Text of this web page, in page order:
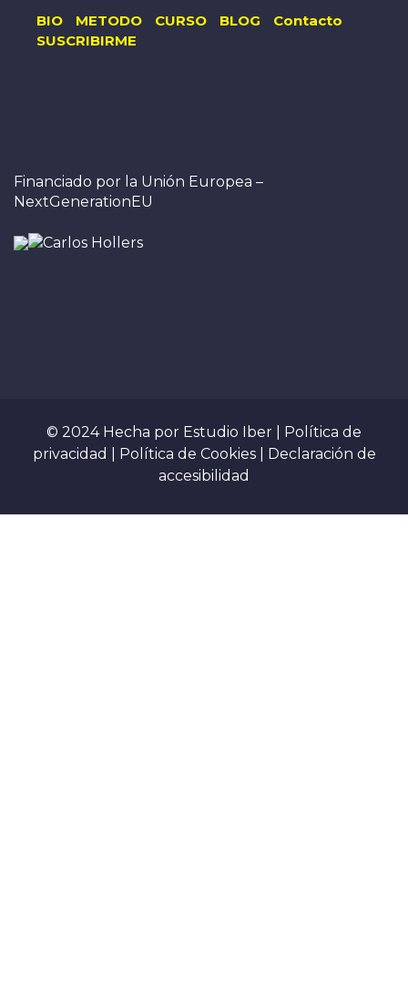
BIO METODO CURSO BLOG
Contacto
SUSCRIBIRME
Financiado por la Unión Europea –
NextGenerationEU
© 2024 Hecha por Estudio Iber
Política de
privacidad
Política de Cookies
Declaración de
accesibilidad